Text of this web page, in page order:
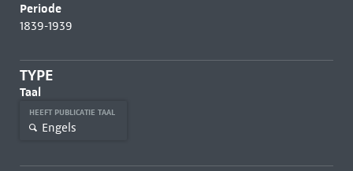
Periode
1839-1939
TYPE
Taal
HEEFT PUBLICATIE TAAL
Engels